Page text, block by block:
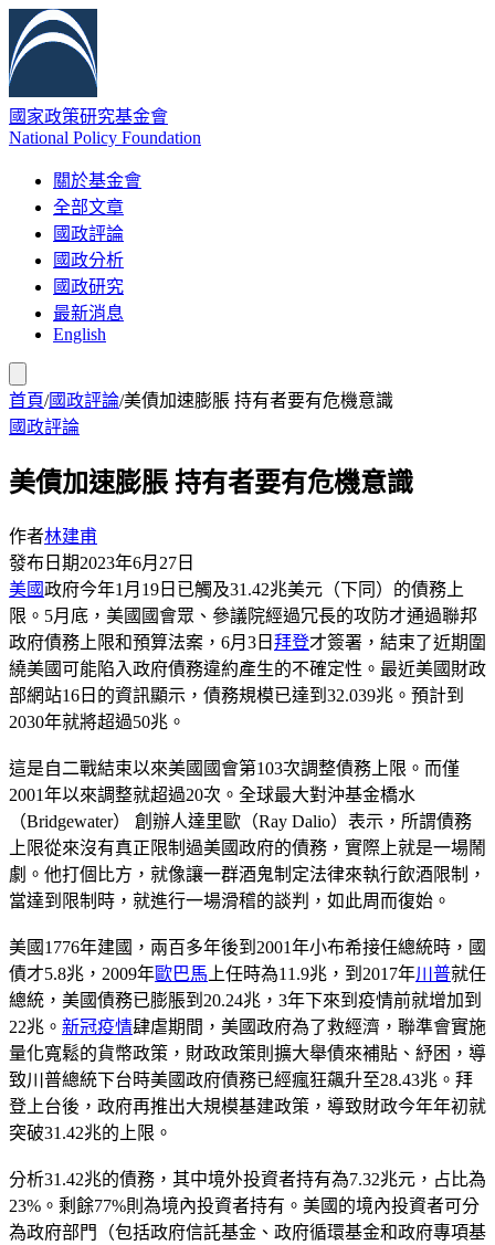
國家政策研究基金會
National Policy Foundation
關於基金會
全部文章
國政評論
國政分析
國政研究
最新消息
English
首頁/國政評論/美債加速膨脹 持有者要有危機意識
國政評論
美債加速膨脹 持有者要有危機意識
作者林建甫
發布日期2023年6月27日
美國政府今年1月19日已觸及31.42兆美元（下同）的債務上
限。5月底，美國國會眾、參議院經過冗長的攻防才通過聯邦
政府債務上限和預算法案，6月3日 拜登才簽署，結束了近期圍
繞美國可能陷入政府債務違約產生的不確定性。最近美國財政
部網站16日的資訊顯示，債務規模已達到32.039兆。預計到
2030年就將超過50兆。
這是自二戰結束以來美國國會第103次調整債務上限。而僅
2001年以來調整就超過20次。全球最大對沖基金橋水
（Bridgewater） 創辦人達里歐（Ray Dalio）表示，所謂債務
上限從來沒有真正限制過美國政府的債務，實際上就是一場鬧
劇。他打個比方，就像讓一群酒鬼制定法律來執行飲酒限制，
當達到限制時，就進行一場滑稽的談判，如此周而復始。
美國1776年建國，兩百多年後到2001年小布希接任總統時，國
債才5.8兆，2009年歐巴馬 上任時為11.9兆，到2017年川普就任
總統，美國債務已膨脹到20.24兆，3年下來到疫情前就增加到
22兆。 新冠疫情肆虐期間，美國政府為了救經濟，聯準會實施
量化寬鬆的貨幣政策，財政政策則擴大舉債來補貼、紓困，導
致川普總統下台時美國政府債務已經瘋狂飆升至28.43兆。拜
登上台後，政府再推出大規模基建政策，導致財政今年年初就
突破31.42兆的上限。
分析31.42兆的債務，其中境外投資者持有為7.32兆元，占比為
23%。剩餘77%則為境內投資者持有。美國的境內投資者可分
為政府部門（包括政府信託基金、政府循環基金和政府專項基